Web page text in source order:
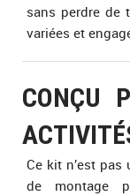
sans perdre de
variées et
CONÇU
Ce kit n’est pas
de montage